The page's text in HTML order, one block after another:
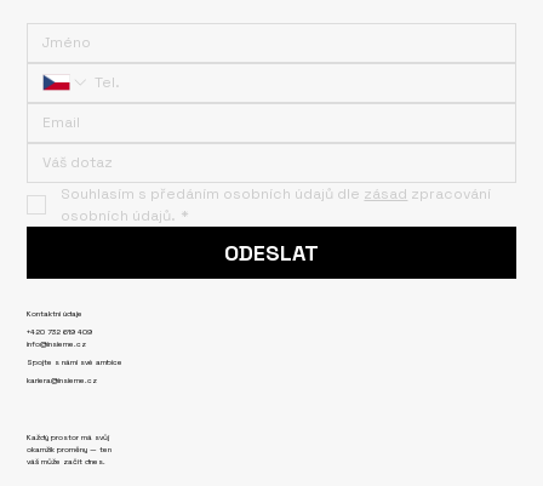
Každý prostor má svůj
okamžik proměny — ten
váš může začít dnes.
+420 732 619 409
info@insieme.cz
Kontaktní údaje
Spojte s námi své ambice
kariera@insieme.cz
Souhlasím s předáním osobních údajů dle zásad zpracování
osobních údajů. *
ODESLAT